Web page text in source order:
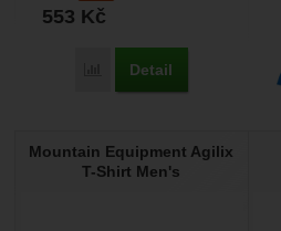
553 Kč
Porovnat
Detail
Mountain Equipment Agilix
T-Shirt Men's